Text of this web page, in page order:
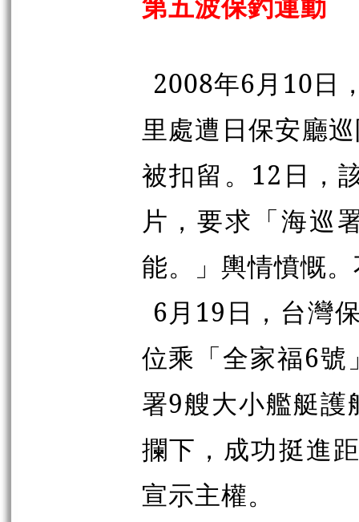
2008年6月10日
里處遭日保安廳
被扣留。12日，
片，要求「海巡
能。」輿情憤慨
6月19日，台灣
位乘「全家福6號
署9艘大小艦艇
攔下，成功挺進
宣示主權。